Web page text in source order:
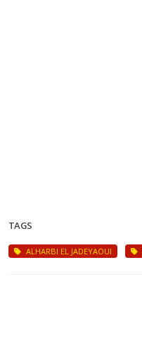
TAGS
ALHARBI EL JADEYAOUI